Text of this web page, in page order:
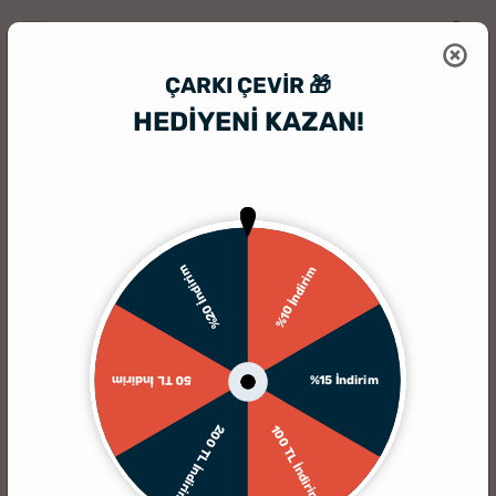
ÇARKI ÇEVIR 🎁
HEDİYENİ KAZAN!
%10 İndirim
%15 İndirim
100 TL İndirim
200 TL İndirim
50 TL İndirim
%20 İndirim